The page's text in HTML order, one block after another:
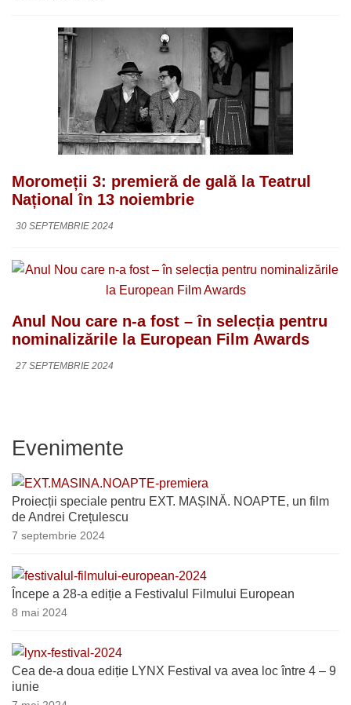
Moromeții 3: premieră de gală la Teatrul
Național în 13 noiembrie
30 SEPTEMBRIE 2024
Anul Nou care n-a fost – în selecția pentru
nominalizările la European Film Awards
27 SEPTEMBRIE 2024
Evenimente
Proiecții speciale pentru EXT. MAȘINĂ. NOAPTE, un film
de Andrei Crețulescu
7 septembrie 2024
Începe a 28-a ediție a Festivalul Filmului European
8 mai 2024
Cea de-a doua ediție LYNX Festival va avea loc între 4 – 9
iunie